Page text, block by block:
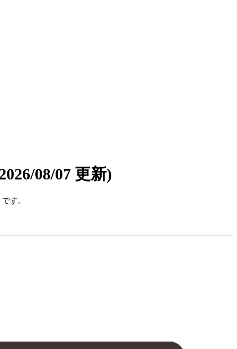
08/07 更新)
す。